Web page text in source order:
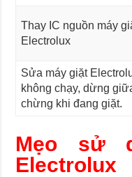
Thay IC nguồn máy
Electrolux
Sửa máy giặt
không chạy, dừng
chừng khi đang giặt.
Mẹo sử
Electrolux